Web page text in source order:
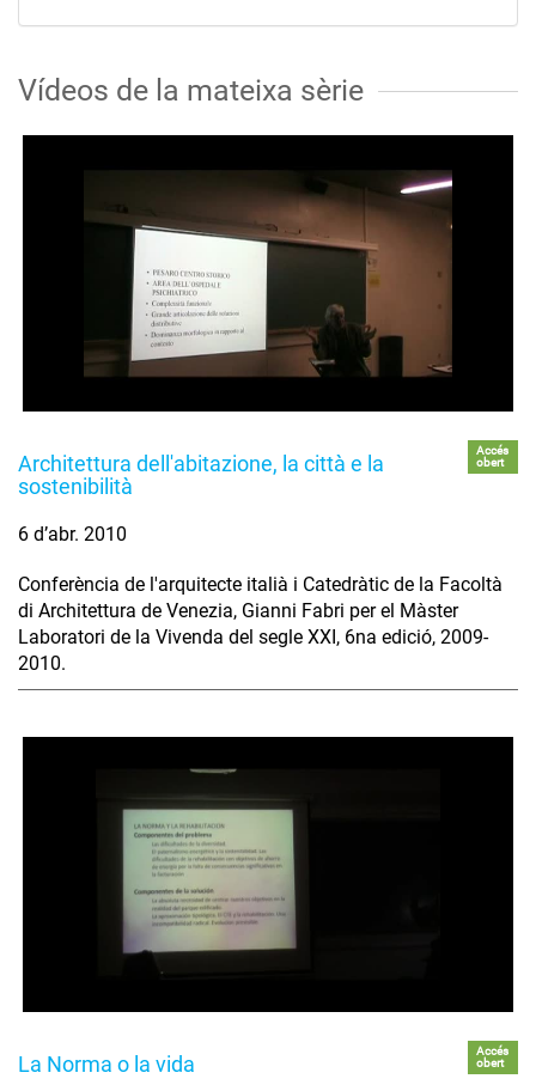
Vídeos de la mateixa sèrie
Architettura dell'abitazione, la città e la
sostenibilità
Accés
obert
6 d’abr. 2010
Conferència de l'arquitecte italià i Catedràtic de la Facoltà
di Architettura de Venezia, Gianni Fabri per el Màster
Laboratori de la Vivenda del segle XXI, 6na edició, 2009-
2010.
La Norma o la vida
Accés
obert